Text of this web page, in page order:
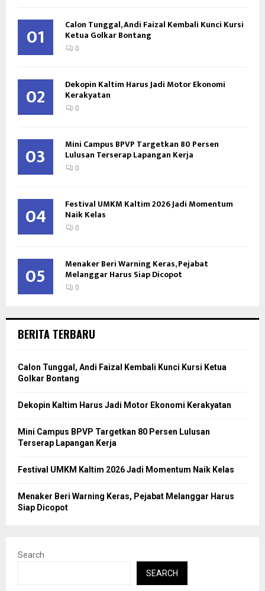
01 Calon Tunggal, Andi Faizal Kembali Kunci Kursi
Ketua Golkar Bontang
0
02 Dekopin Kaltim Harus Jadi Motor Ekonomi
Kerakyatan
0
03 Mini Campus BPVP Targetkan 80 Persen
Lulusan Terserap Lapangan Kerja
0
04 Festival UMKM Kaltim 2026 Jadi Momentum
Naik Kelas
0
05 Menaker Beri Warning Keras, Pejabat
Melanggar Harus Siap Dicopot
0
BERITA TERBARU
Calon Tunggal, Andi Faizal Kembali Kunci Kursi Ketua
Golkar Bontang
Dekopin Kaltim Harus Jadi Motor Ekonomi Kerakyatan
Mini Campus BPVP Targetkan 80 Persen Lulusan
Terserap Lapangan Kerja
Festival UMKM Kaltim 2026 Jadi Momentum Naik Kelas
Menaker Beri Warning Keras, Pejabat Melanggar Harus
Siap Dicopot
Search
SEARCH